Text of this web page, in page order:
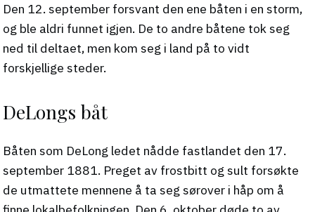
Den 12. september forsvant den ene båten i en storm,
og ble aldri funnet igjen. De to andre båtene tok seg
ned til deltaet, men kom seg i land på to vidt
forskjellige steder.
DeLongs båt
Båten som DeLong ledet nådde fastlandet den 17.
september 1881. Preget av frostbitt og sult forsøkte
de utmattete mennene å ta seg sørover i håp om å